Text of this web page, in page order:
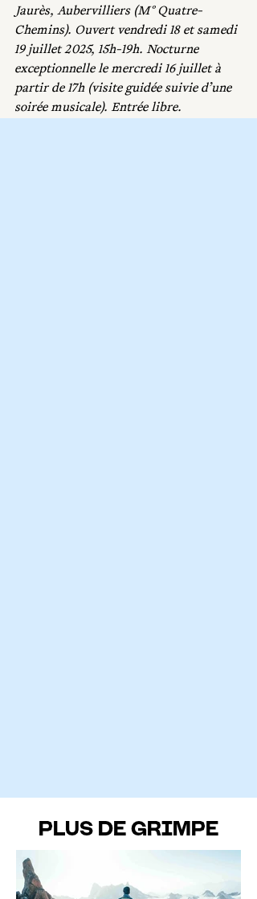
Jaurès, Aubervilliers (M° Quatre-
Chemins). Ouvert vendredi 18 et samedi
19 juillet 2025, 15h-19h. Nocturne
exceptionnelle le mercredi 16 juillet à
partir de 17h (visite guidée suivie d’une
soirée musicale). Entrée libre.
PLUS DE GRIMPE